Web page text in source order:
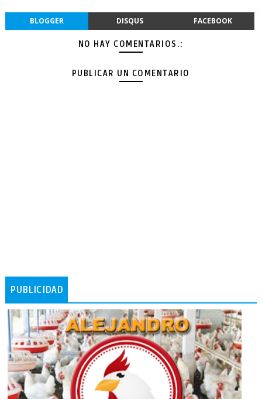
BLOGGER DISQUS FACEBOOK
NO HAY COMENTARIOS.:
PUBLICAR UN COMENTARIO
PUBLICIDAD